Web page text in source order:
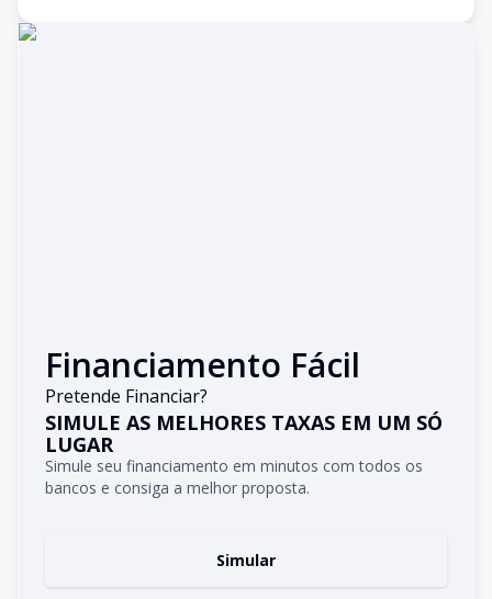
Financiamento Fácil
Pretende Financiar?
SIMULE AS MELHORES TAXAS EM UM SÓ
LUGAR
Simule seu financiamento em minutos com todos os
bancos e consiga a melhor proposta.
Simular